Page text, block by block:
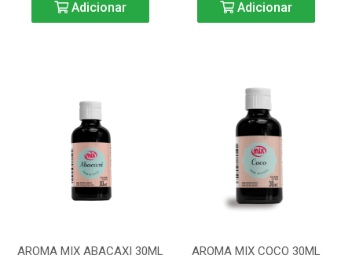
Adicionar Adicionar
AROMA MIX ABACAXI 30ML AROMA MIX COCO 30ML